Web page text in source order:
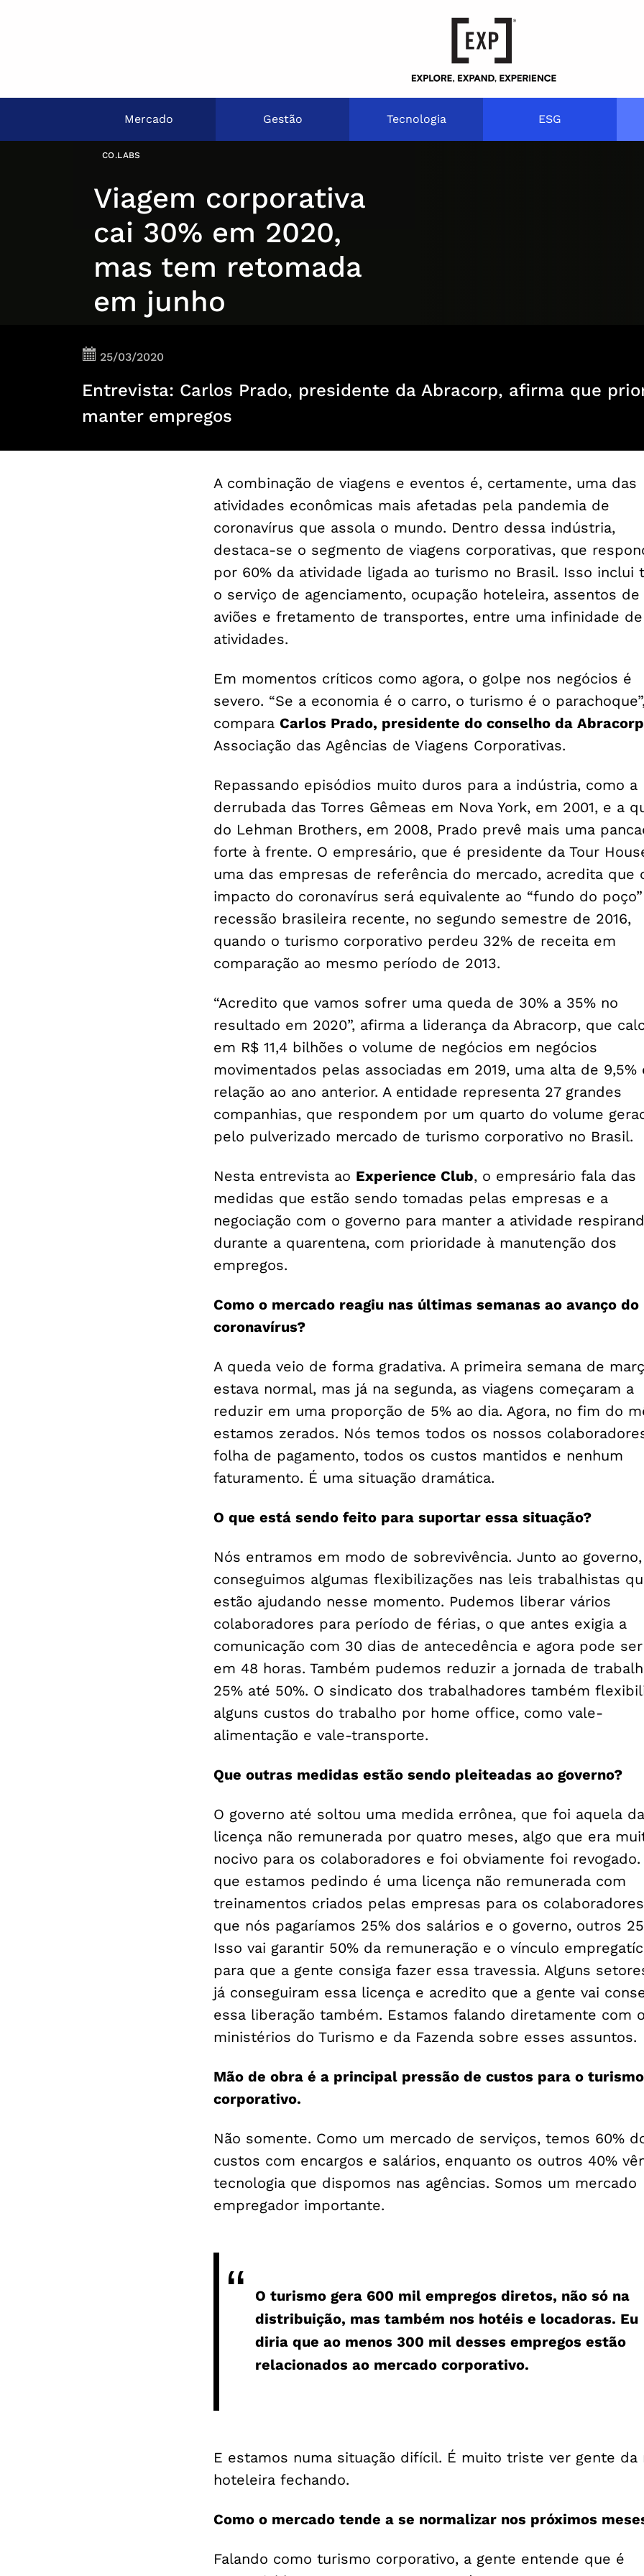
Mercado Gestão Tecnologia ESG
CO.LABS
Viagem corporativa
cai 30% em 2020,
mas tem retomada
em junho
25/03/2020
Entrevista: Carlos Prado, presidente da Abracorp, afirma que
manter empregos
A combinação de viagens e eventos é, certamente, uma das
atividades econômicas mais afetadas pela pandemia de
coronavírus que assola o mundo. Dentro dessa indústria,
destaca-se o segmento de viagens corporativas, que
por 60% da atividade ligada ao turismo no Brasil. Isso inclui
o serviço de agenciamento, ocupação hoteleira, assentos de
aviões e fretamento de transportes, entre uma infinidade de
atividades.
Em momentos críticos como agora, o golpe nos negócios é
severo. “Se a economia é o carro, o turismo é o
compara Carlos Prado, presidente do conselho da Abracorp
Associação das Agências de Viagens Corporativas.
Repassando episódios muito duros para a indústria, como a
derrubada das Torres Gêmeas em Nova York, em 2001, e a
do Lehman Brothers, em 2008, Prado prevê mais uma
forte à frente. O empresário, que é presidente da Tour
uma das empresas de referência do mercado, acredita que
impacto do coronavírus será equivalente ao “fundo do
recessão brasileira recente, no segundo semestre de 2016,
quando o turismo corporativo perdeu 32% de receita em
comparação ao mesmo período de 2013.
“Acredito que vamos sofrer uma queda de 30% a 35% no
resultado em 2020”, afirma a liderança da Abracorp, que
em R$ 11,4 bilhões o volume de negócios em negócios
movimentados pelas associadas em 2019, uma alta de 9,5%
relação ao ano anterior. A entidade representa 27 grandes
companhias, que respondem por um quarto do volume
pelo pulverizado mercado de turismo corporativo no Brasil.
Nesta entrevista ao Experience Club, o empresário fala das
medidas que estão sendo tomadas pelas empresas e a
negociação com o governo para manter a atividade
durante a quarentena, com prioridade à manutenção dos
empregos.
Como o mercado reagiu nas últimas semanas ao avanço do
coronavírus?
A queda veio de forma gradativa. A primeira semana de
estava normal, mas já na segunda, as viagens começaram a
reduzir em uma proporção de 5% ao dia. Agora, no fim do
estamos zerados. Nós temos todos os nossos
folha de pagamento, todos os custos mantidos e nenhum
faturamento. É uma situação dramática.
O que está sendo feito para suportar essa situação?
Nós entramos em modo de sobrevivência. Junto ao governo,
conseguimos algumas flexibilizações nas leis trabalhistas
estão ajudando nesse momento. Pudemos liberar vários
colaboradores para período de férias, o que antes exigia a
comunicação com 30 dias de antecedência e agora pode
em 48 horas. Também pudemos reduzir a jornada de
25% até 50%. O sindicato dos trabalhadores também
alguns custos do trabalho por home office, como vale-
alimentação e vale-transporte.
Que outras medidas estão sendo pleiteadas ao governo?
O governo até soltou uma medida errônea, que foi aquela da
licença não remunerada por quatro meses, algo que era
nocivo para os colaboradores e foi obviamente foi revogado.
que estamos pedindo é uma licença não remunerada com
treinamentos criados pelas empresas para os
que nós pagaríamos 25% dos salários e o governo, outros
Isso vai garantir 50% da remuneração e o vínculo
para que a gente consiga fazer essa travessia. Alguns
já conseguiram essa licença e acredito que a gente vai
essa liberação também. Estamos falando diretamente com
ministérios do Turismo e da Fazenda sobre esses assuntos.
Mão de obra é a principal pressão de custos para o turismo
corporativo.
Não somente. Como um mercado de serviços, temos 60%
custos com encargos e salários, enquanto os outros 40%
tecnologia que dispomos nas agências. Somos um mercado
empregador importante.
O turismo gera 600 mil empregos diretos, não só na
distribuição, mas também nos hotéis e locadoras. Eu
diria que ao menos 300 mil desses empregos estão
relacionados ao mercado corporativo.
E estamos numa situação difícil. É muito triste ver gente da
hoteleira fechando.
Como o mercado tende a se normalizar nos próximos
Falando como turismo corporativo, a gente entende que é